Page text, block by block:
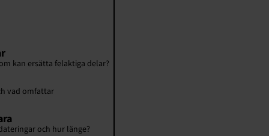
kan ersätta felaktiga delar?
vad omfattar
och hur länge?